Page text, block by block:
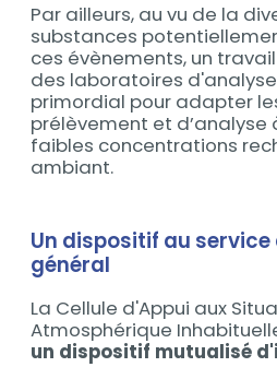
Par ailleurs, au vu de la
substances
ces évènements, un
des laboratoires
primordial pour adapter
prélèvement et d’analyse
faibles concentrations
ambiant.
Un dispositif au
général
La Cellule d'Appui aux
Atmosphérique
un dispositif mutualisé